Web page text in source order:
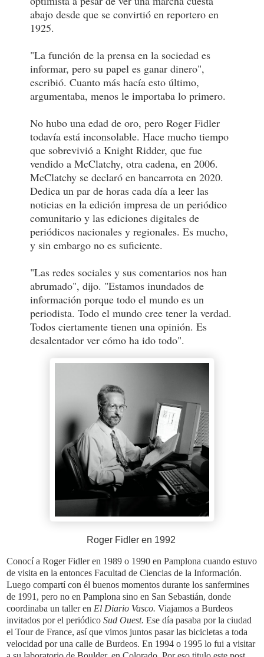
abajo desde que se convirtió en reportero en
1925.
"La función de la prensa en la sociedad es
informar, pero su papel es ganar dinero",
escribió. Cuanto más hacía esto último,
argumentaba, menos le importaba lo primero.
No hubo una edad de oro, pero Roger Fidler
todavía está inconsolable. Hace mucho tiempo
que sobrevivió a Knight Ridder, que fue
vendido a McClatchy, otra cadena, en 2006.
McClatchy se declaró en bancarrota en 2020.
Dedica un par de horas cada día a leer las
noticias en la edición impresa de un periódico
comunitario y las ediciones digitales de
periódicos nacionales y regionales. Es mucho,
y sin embargo no es suficiente.
"Las redes sociales y sus comentarios nos han
abrumado", dijo. "Estamos inundados de
información porque todo el mundo es un
periodista. Todo el mundo cree tener la verdad.
Todos ciertamente tienen una opinión. Es
desalentador ver cómo ha ido todo".
Roger Fidler en 1992
Conocí a Roger Fidler en 1989 o 1990 en Pamplona cuando estuvo
de visita en la entonces Facultad de Ciencias de la Información.
Luego compartí con él buenos momentos durante los sanfermines
de 1991, pero no en Pamplona sino en San Sebastián, donde
coordinaba un taller en El Diario Vasco. Viajamos a Burdeos
invitados por el periódico Sud Ouest. Ese día pasaba por la ciudad
el Tour de France, así que vimos juntos pasar las bicicletas a toda
velocidad por una calle de Burdeos. En 1994 o 1995 lo fui a visitar